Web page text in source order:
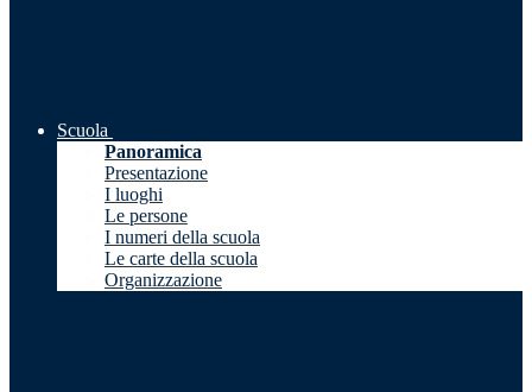
Scuola
Panoramica
Presentazione
I luoghi
Le persone
I numeri della scuola
Le carte della scuola
Organizzazione